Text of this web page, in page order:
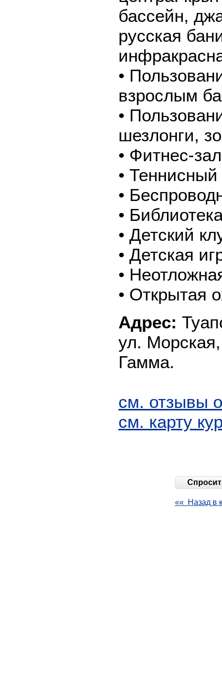
бассейн,
русская
•
взрослым
•
шезлонги,
• Фитнес-зал
• Теннисный
•
•
• Детский
• Детская
•
• Открытая
Адрес:
ул.
Гамма.
см. отзывы
см. карту
«« Назад в